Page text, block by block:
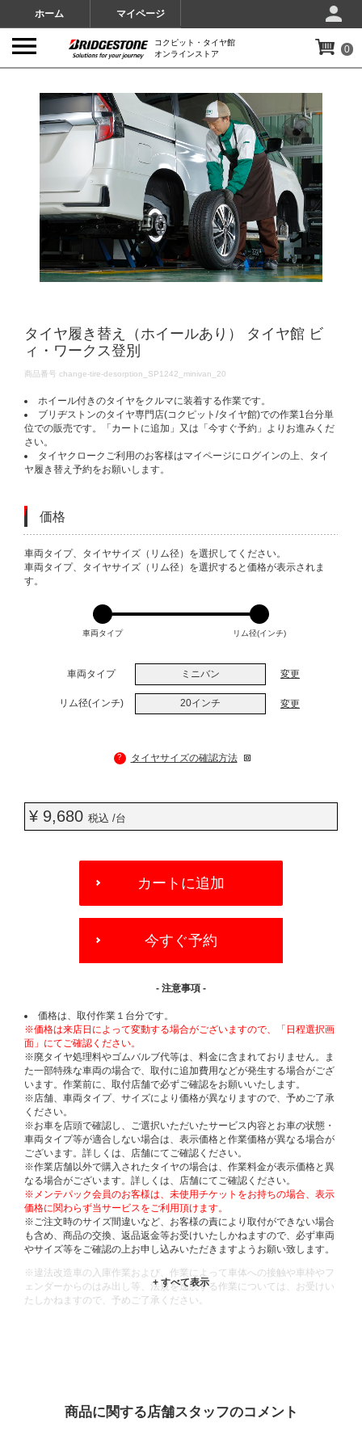
ホーム マイページ
コクピット・タイヤ館
オンラインストア
0
タイヤ履き替え（ホイールあり） タイヤ館 ビ
ィ・ワークス登別
DETAILS
商品番号 change-tire-desorption_SP1242_minivan_20
ホイール付きのタイヤをクルマに装着する作業です。
ブリヂストンのタイヤ専門店(コクピット/タイヤ館)での作業1台分単
位での販売です。「カートに追加」又は「今すぐ予約」よりお進みくだ
さい。
タイヤクロークご利用のお客様はマイページにログインの上、タイ
ヤ履き替え予約をお願いします。
価格
VARIATIONS
車両タイプ、タイヤサイズ（リム径）を選択してください。
車両タイプ、タイヤサイズ（リム径）を選択すると価格が表示されま
す。
車両タイプ リム径(インチ)
車両タイプ ミニバン 変更
リム径(インチ) 20インチ 変更
? タイヤサイズの確認方法
¥ 9,680 税込 /台
OPTIONS
カートに追加
今すぐ予約
- 注意事項 -
価格は、取付作業１台分です。
※価格は来店日によって変動する場合がございますので、「日程選択画
面」にてご確認ください。
※廃タイヤ処理料やゴムバルブ代等は、料金に含まれておりません。ま
た一部特殊な車両の場合で、取付に追加費用などが発生する場合がござ
います。作業前に、取付店舗で必ずご確認をお願いいたします。
※店舗、車両タイプ、サイズにより価格が異なりますので、予めご了承
ください。
※お車を店頭で確認し、ご選択いただいたサービス内容とお車の状態・
車両タイプ等が適合しない場合は、表示価格と作業価格が異なる場合が
ございます。詳しくは、店舗にてご確認ください。
※作業店舗以外で購入されたタイヤの場合は、作業料金が表示価格と異
なる場合がございます。詳しくは、店舗にてご確認ください。
※メンテパック会員のお客様は、未使用チケットをお持ちの場合、表示
価格に関わらず当サービスをご利用頂けます。
※ご注文時のサイズ間違いなど、お客様の責により取付ができない場合
も含め、商品の交換、返品返金等お受けいたしかねますので、必ず車両
やサイズ等をご確認の上お申し込みいただきますようお願い致します。
※違法改造車の入庫作業および、作業によって車体への接触や車枠やフ
ェンダーからのはみ出し等、法規を逸脱する作業については、お受けい
たしかねますので、予めご了承ください。
商品に関する店舗スタッフのコメント